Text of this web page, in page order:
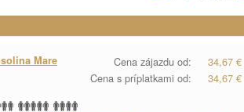
Cena zájazdu od:
34,67 €
Cena s príplatkami od:
34,67 €
Mare